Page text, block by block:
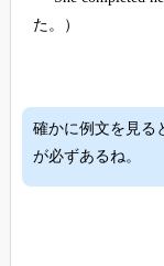
た。）
確かに例文を見る
が必ずあるね。